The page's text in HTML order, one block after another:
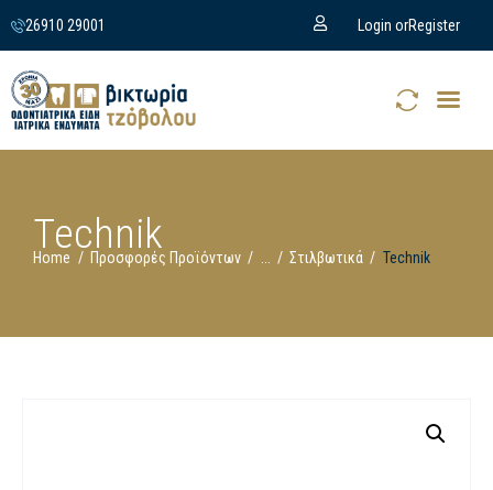
26910 29001 Login orRegister
Technik
Home Προσφορές Προϊόντων Στιλβωτικά Technik